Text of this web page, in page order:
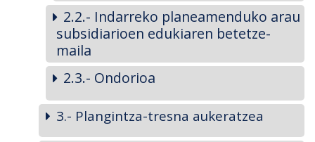
2.2.- Indarreko planeamenduko arau
subsidiarioen edukiaren betetze-
maila
2.3.- Ondorioa
3.- Plangintza-tresna aukeratzea